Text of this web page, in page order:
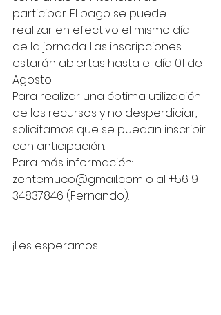
participar. El pago se puede
realizar en efectivo el mismo día
de la jornada. Las inscripciones
estarán abiertas hasta el día 01 de
Agosto.
Para realizar una óptima utilización
de los recursos y no desperdiciar,
solicitamos que se puedan inscribir
con anticipación.
Para más información:
zentemuco@gmail.com o al +56 9
34837846 (Fernando).
¡Les esperamos!